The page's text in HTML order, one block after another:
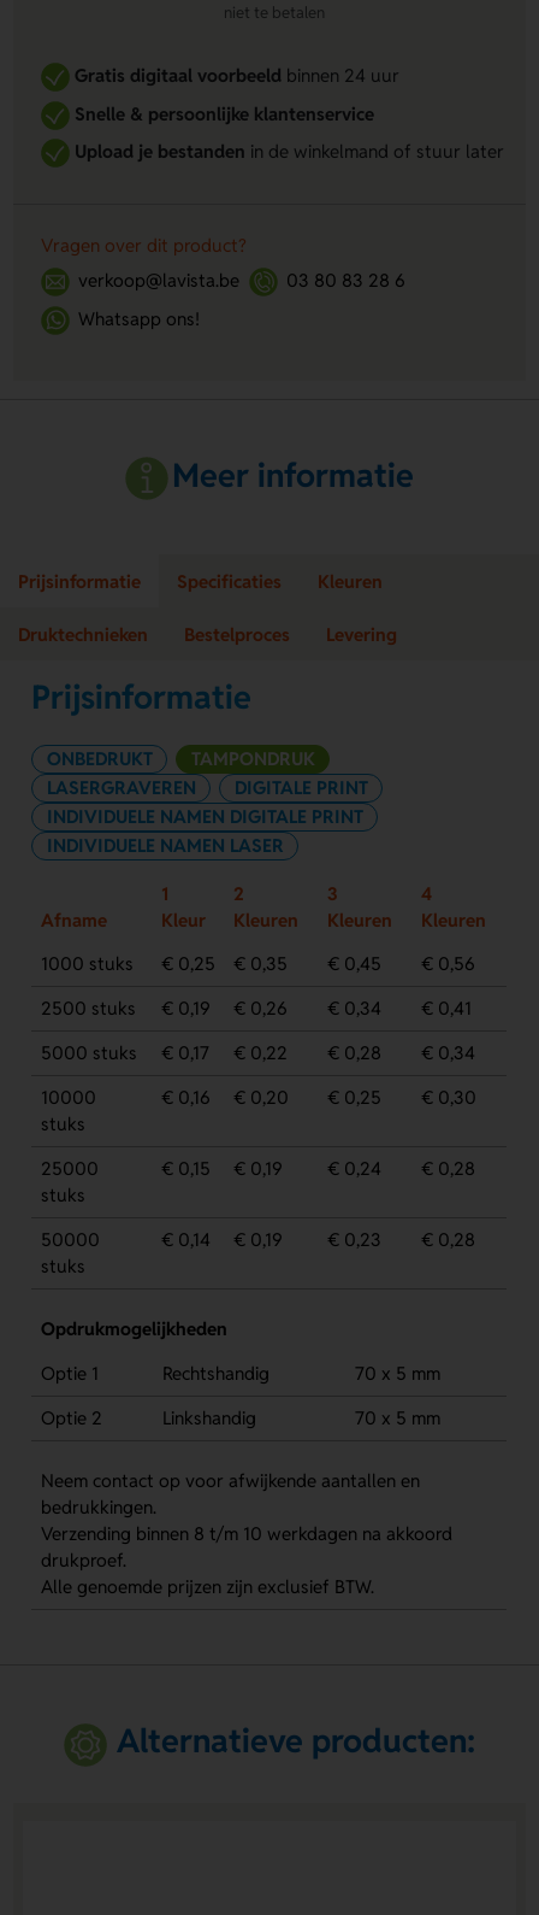
niet te betalen
Gratis digitaal voorbeeldbinnen 24 uur
Snelle & persoonlijke klantenservice
Upload je bestanden in de winkelmand of stuur later
Vragen over dit product?
verkoop@lavista.be
03 80 83 28 6
Whatsapp ons!
Meer informatie
Prijsinformatie Specificaties Kleuren
Druktechnieken Bestelproces Levering
Prijsinformatie
ONBEDRUKT
TAMPONDRUK
LASERGRAVEREN
DIGITALE PRINT
INDIVIDUELE NAMEN DIGITALE PRINT
INDIVIDUELE NAMEN LASER
Afname
1
Kleur
2
Kleuren
3
Kleuren
4
Kleuren
1000 stuks
€ 0,25 € 0,35 € 0,45
€ 0,56
2500 stuks
€ 0,19 € 0,26 € 0,34
€ 0,41
5000 stuks
€ 0,17 € 0,22 € 0,28
€ 0,34
10000
stuks
€ 0,16 € 0,20 € 0,25 € 0,30
25000
stuks
€ 0,15 € 0,19 € 0,24 € 0,28
50000
stuks
€ 0,14 € 0,19 € 0,23 € 0,28
Opdrukmogelijkheden
Optie 1
Rechtshandig
70 x 5 mm
Optie 2
Linkshandig 70 x 5 mm
Neem contact op voor afwijkende aantallen en
bedrukkingen.
Verzending binnen 8 t/m 10 werkdagen na akkoord
drukproef.
Alle genoemde prijzen zijn exclusief BTW.
Alternatieve producten: